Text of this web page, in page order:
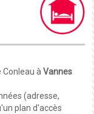
Conleau àVannes
(adresse,
plan d'accès